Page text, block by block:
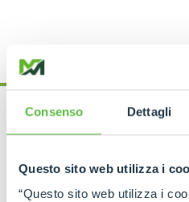
Consenso Dettagli
Questo sito web utilizza i
“Questo sito web utilizza i
deletion?